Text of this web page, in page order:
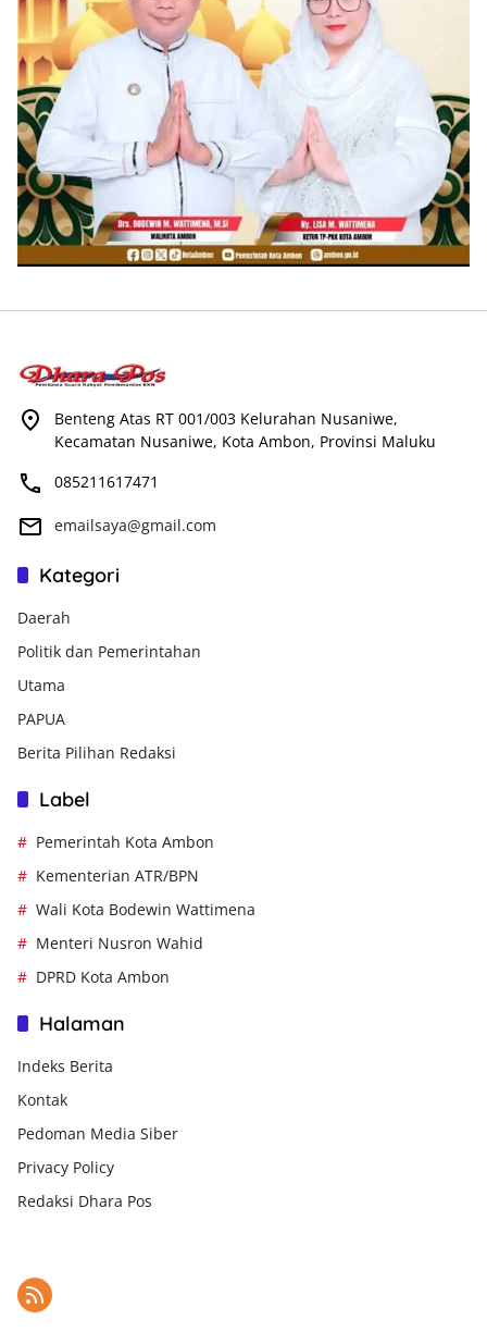
Benteng Atas RT 001/003 Kelurahan Nusaniwe,
Kecamatan Nusaniwe, Kota Ambon, Provinsi Maluku
085211617471
emailsaya@gmail.com
Kategori
Daerah
Politik dan Pemerintahan
Utama
PAPUA
Berita Pilihan Redaksi
Label
Pemerintah Kota Ambon
Kementerian ATR/BPN
Wali Kota Bodewin Wattimena
Menteri Nusron Wahid
DPRD Kota Ambon
Halaman
Indeks Berita
Kontak
Pedoman Media Siber
Privacy Policy
Redaksi Dhara Pos